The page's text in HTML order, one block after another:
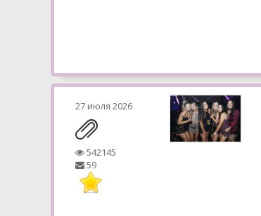
27 июля 2026
542145
59